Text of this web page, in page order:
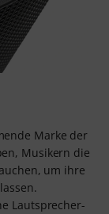
Marke der
Musikern die
um ihre
Lautsprecher-